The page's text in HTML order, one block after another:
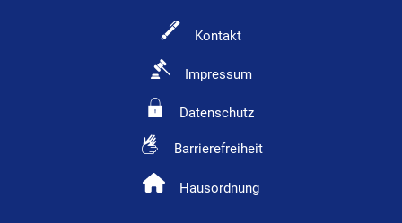
Kontakt
Impressum
Datenschutz
Barrierefreiheit
Hausordnung